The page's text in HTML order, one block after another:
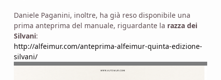
Daniele Paganini, inoltre, ha già reso disponibile una
prima anteprima del manuale, riguardante la razza dei
Silvani:
http://alfeimur.com/anteprima-alfeimur-quinta-edizione-
silvani/